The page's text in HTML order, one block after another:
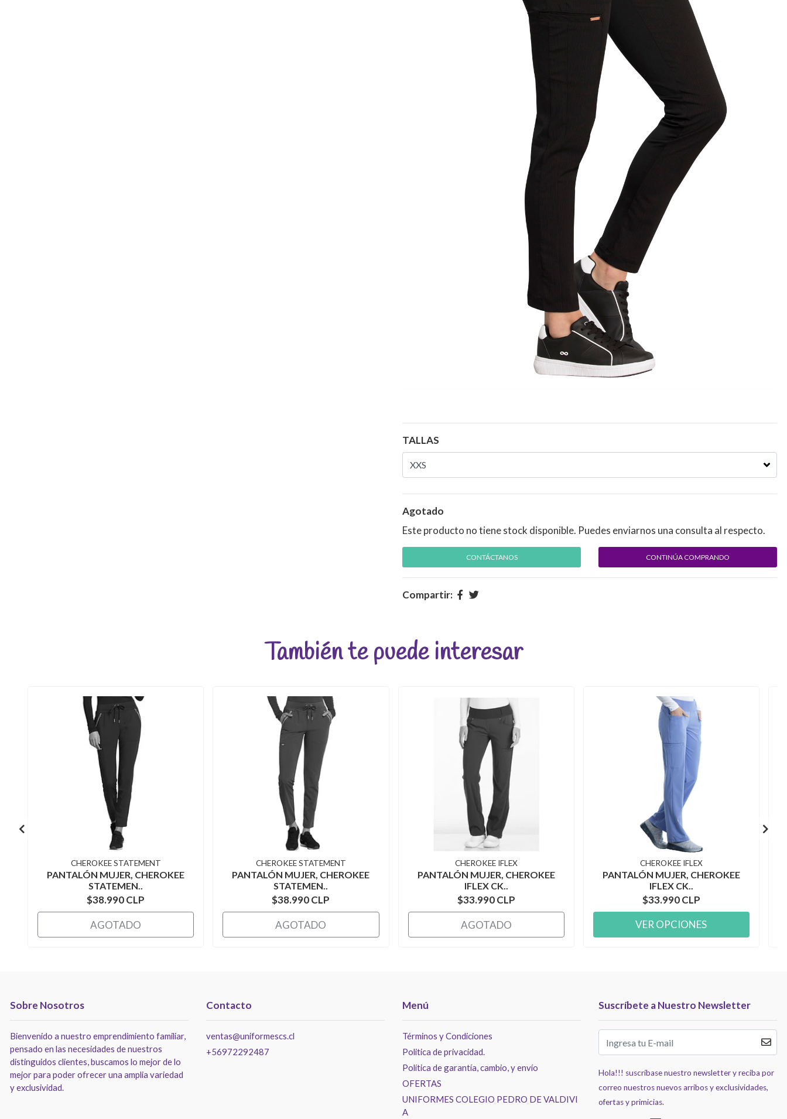
TALLAS
Agotado
Este producto no tiene stock disponible. Puedes enviarnos una consulta al respecto.
CONTÁCTANOS CONTINÚA COMPRANDO
Compartir:
También te puede interesar
CHEROKEE STATEMENT
PANTALÓN MUJER, CHEROKEE
STATEMEN..
$38.990 CLP
AGOTADO
CHEROKEE STATEMENT
PANTALÓN MUJER, CHEROKEE
STATEMEN..
$38.990 CLP
AGOTADO
CHEROKEE IFLEX
PANTALÓN MUJER, CHEROKEE
IFLEX CK..
$33.990 CLP
AGOTADO
CHEROKEE IFLEX
PANTALÓN MUJER, CHEROKEE
IFLEX CK..
$33.990 CLP
VER OPCIONES
Sobre Nosotros
Bienvenido a nuestro emprendimiento familiar,
pensado en las necesidades de nuestros
distinguidos clientes, buscamos lo mejor de lo
mejor para poder ofrecer una amplia variedad
y exclusividad.
Contacto
ventas@uniformescs.cl
+56972292487
Menú
Términos y Condiciones
Politica de privacidad.
Política de garantía, cambio, y envío
OFERTAS
UNIFORMES COLEGIO PEDRO DE VALDIVI
A
Suscríbete a Nuestro Newsletter
Hola!!! suscríbase nuestro newsletter y reciba por
correo nuestros nuevos arribos y exclusividades,
ofertas y primicias.